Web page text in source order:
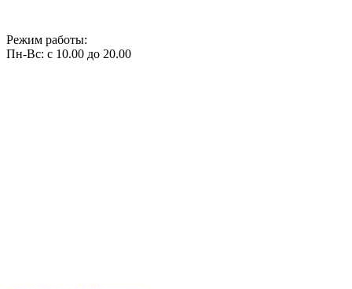
Режим работы:
Пн-Вс: с 10.00 до 20.00